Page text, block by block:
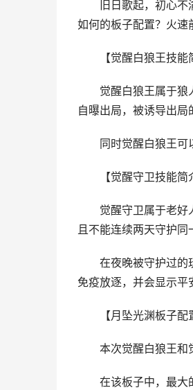
旧日歌起，初心不渝
如何的板子配置？火速
【觉醒白狼王技能
觉醒白狼王属于狼人
自曝出局，被诱导出局
同时觉醒白狼王可以
【觉醒守卫技能简
觉醒守卫属于老好人
且不能连续两天守护同
在夜晚被守护过的玩
免疫放逐，并会显示平
【月坠光渊板子配置
本次觉醒白狼王和觉
在该板子中，最大的